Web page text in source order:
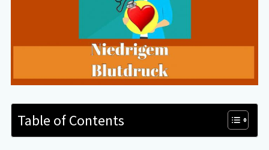
Table of Contents